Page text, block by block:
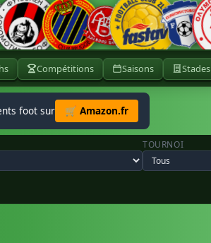
Compétitions Saisons Stades
foot sur 🛒 Amazon.fr
TOURNOI